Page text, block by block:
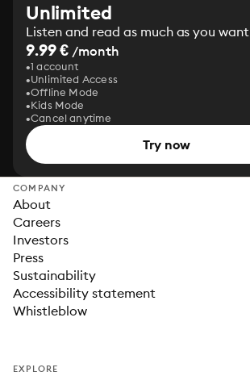
Unlimited
Listen and read as much as you want
9.99 € /month
1 account
Unlimited Access
Offline Mode
Kids Mode
Cancel anytime
Try now
COMPANY
About
Careers
Investors
Press
Sustainability
Accessibility statement
Whistleblow
EXPLORE